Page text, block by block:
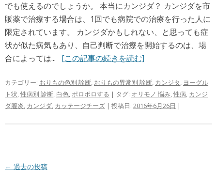
でも使えるのでしょうか。 本当にカンジダ？ カンジダを市
販薬で治療する場合は、1回でも病院での治療を行った人に
限定されています。 カンジダかもしれない、と思っても症
状が似た病気もあり、自己判断で治療を開始するのは、場
合によっては... [この記事の続きを読む]
カテゴリー: おりもの色別 診断, おりもの異常別 診断, カンジタ, ヨーグル
ト状,性病別 診断, 白色,ポロポロする | タグ: オリモノ 悩み,性病, カンジ
ダ膣炎, カンジダ, カッテージチーズ | 投稿日: 2016年6月26日 |
投稿ナビゲーション
← 過去の投稿